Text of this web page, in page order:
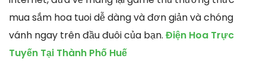
mua sắm hoa tuoi dễ dàng và đơn giản và chóng
vánh ngay trên đầu đuôi của bạn. Điện Hoa Trực
Tuyến Tại Thành Phố Huế